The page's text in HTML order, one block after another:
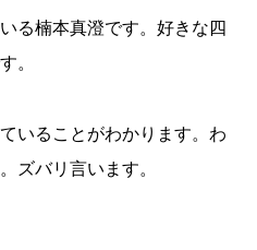
る楠本真澄です。好きな四
。
いることがわかります。わ
ズバリ言います。